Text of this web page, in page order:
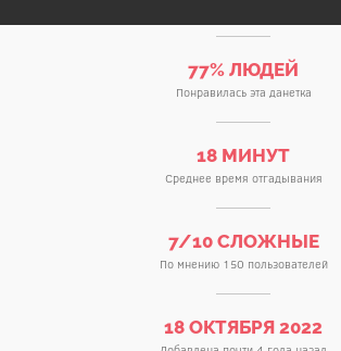
77% ЛЮДЕЙ
Понравилась эта данетка
18 МИНУТ
Среднее время отгадывания
7/10 СЛОЖНЫЕ
По мнению 150 пользователей
18 ОКТЯБРЯ 2022